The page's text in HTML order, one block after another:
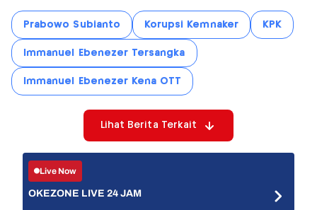
Prabowo Subianto Korupsi Kemnaker KPK
Immanuel Ebenezer Tersangka
Immanuel Ebenezer Kena OTT
Lihat Berita Terkait
Live Now
OKEZONE LIVE 24 JAM